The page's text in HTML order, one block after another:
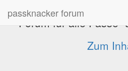
passknacker forum
Forum für alle Pässe-
Zum